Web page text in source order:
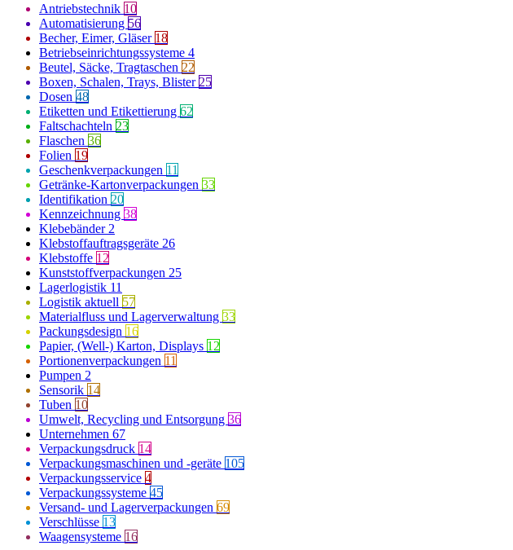
Antriebstechnik 10
Automatisierung 56
Becher, Eimer, Gläser 18
Betriebseinrichtungssysteme 4
Beutel, Säcke, Tragtaschen 22
Boxen, Schalen, Trays, Blister 25
Dosen 48
Etiketten und Etikettierung 62
Faltschachteln 23
Flaschen 36
Folien 19
Geschenkverpackungen 11
Getränke-Kartonverpackungen 33
Identifikation 20
Kennzeichnung 38
Klebebänder 2
Klebstoffauftragsgeräte 26
Klebstoffe 12
Kunststoffverpackungen 25
Lagerlogistik 11
Logistik aktuell 57
Materialfluss und Lagerverwaltung 33
Packungsdesign 16
Papier, (Well-) Karton, Displays 12
Portionenverpackungen 11
Pumpen 2
Sensorik 14
Tuben 10
Umwelt, Recycling und Entsorgung 36
Unternehmen 67
Verpackungsdruck 14
Verpackungsmaschinen und -geräte 105
Verpackungsservice 4
Verpackungssysteme 45
Versand- und Lagerverpackungen 69
Verschlüsse 13
Waagensysteme 16